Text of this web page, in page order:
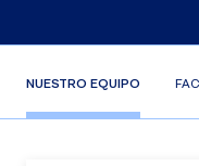
NUESTRO EQUIPO